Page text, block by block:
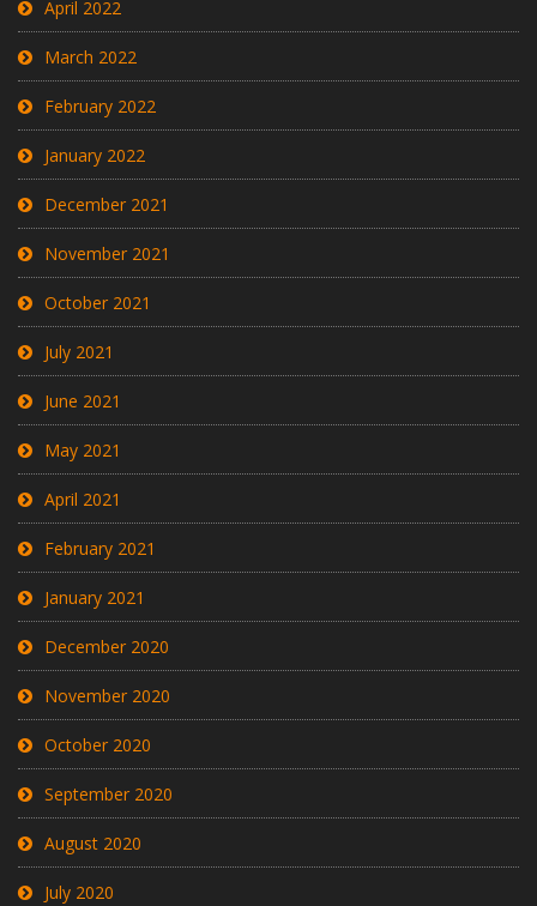
April 2022
March 2022
February 2022
January 2022
December 2021
November 2021
October 2021
July 2021
June 2021
May 2021
April 2021
February 2021
January 2021
December 2020
November 2020
October 2020
September 2020
August 2020
July 2020